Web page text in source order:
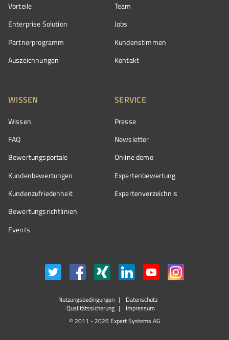
Vorteile
Enterprise Solution
Partnerprogramm
Auszeichnungen
Team
Jobs
Kundenstimmen
Kontakt
WISSEN
Wissen
FAQ
Bewertungsportale
Kundenbewertungen
Kundenzufriedenheit
Bewertungs­richtlinien
Events
SERVICE
Presse
Newsletter
Online demo
Expertenbewertung
Expertenverzeichnis
Nutzungsbedingungen
Datenschutz
Qualitätssicherung
Impressum
© 2011 - 2026 Expert Systems AG